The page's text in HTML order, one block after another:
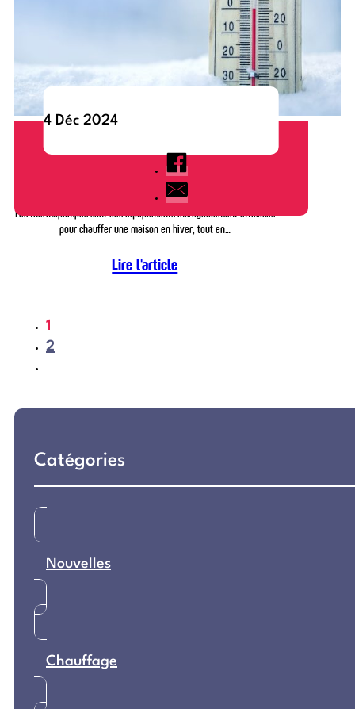
4 Déc 2024
Les Thermopompes en Hiver : Conseils et Bonnes
Pratiques
Les thermopompes sont des équipements incroyablement efficaces
pour chauffer une maison en hiver, tout en…
Lire l'article
1
2
Catégories
Nouvelles
Chauffage